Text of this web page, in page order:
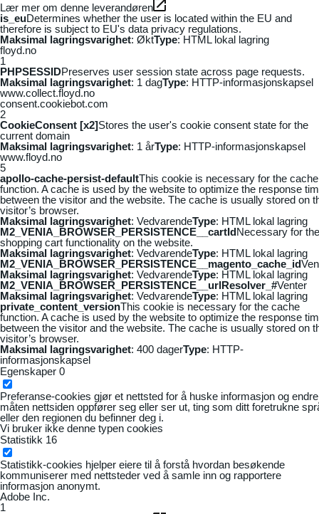
Lær mer om denne leverandøren
is_euDetermines whether the user is located within the EU and
therefore is subject to EU's data privacy regulations.
Maksimal lagringsvarighet: ØktType: HTML lokal lagring
floyd.no
1
PHPSESSIDPreserves user session state across page requests.
Maksimal lagringsvarighet: 1 dagType: HTTP-informasjonskapsel
www.collect.floyd.no
consent.cookiebot.com
2
CookieConsent [x2]Stores the user's cookie consent state for the
current domain
Maksimal lagringsvarighet: 1 årType: HTTP-informasjonskapsel
www.floyd.no
5
apollo-cache-persist-defaultThis cookie is necessary for the cache
function. A cache is used by the website to optimize the response
between the visitor and the website. The cache is usually stored on
visitor’s browser.
Maksimal lagringsvarighet: VedvarendeType: HTML lokal lagring
M2_VENIA_BROWSER_PERSISTENCE__cartIdNecessary for the
shopping cart functionality on the website.
Maksimal lagringsvarighet: VedvarendeType: HTML lokal lagring
M2_VENIA_BROWSER_PERSISTENCE__magento_cache_id
Maksimal lagringsvarighet: VedvarendeType: HTML lokal lagring
M2_VENIA_BROWSER_PERSISTENCE__urlResolver_#Venter
Maksimal lagringsvarighet: VedvarendeType: HTML lokal lagring
private_content_versionThis cookie is necessary for the cache
function. A cache is used by the website to optimize the response
between the visitor and the website. The cache is usually stored on
visitor’s browser.
Maksimal lagringsvarighet: 400 dagerType: HTTP-
informasjonskapsel
Egenskaper 0
Preferanse-cookies gjør et nettsted for å huske informasjon og
måten nettsiden oppfører seg eller ser ut, ting som ditt foretrukne
eller den regionen du befinner deg i.
Vi bruker ikke denne typen cookies
Statistikk 16
Statistikk-cookies hjelper eiere til å forstå hvordan besøkende
kommuniserer med nettsteder ved å samle inn og rapportere
informasjon anonymt.
Adobe Inc.
1